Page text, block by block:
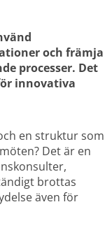
och främja
processer. Det
innovativa
en struktur som
Det är en
brottas
även för